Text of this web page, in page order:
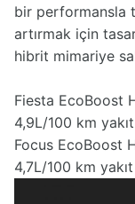
bir performansla
artırmak için
hibrit mimariye
Fiesta EcoBoost
4,9L/100 km
Focus EcoBoost
4,7L/100 km